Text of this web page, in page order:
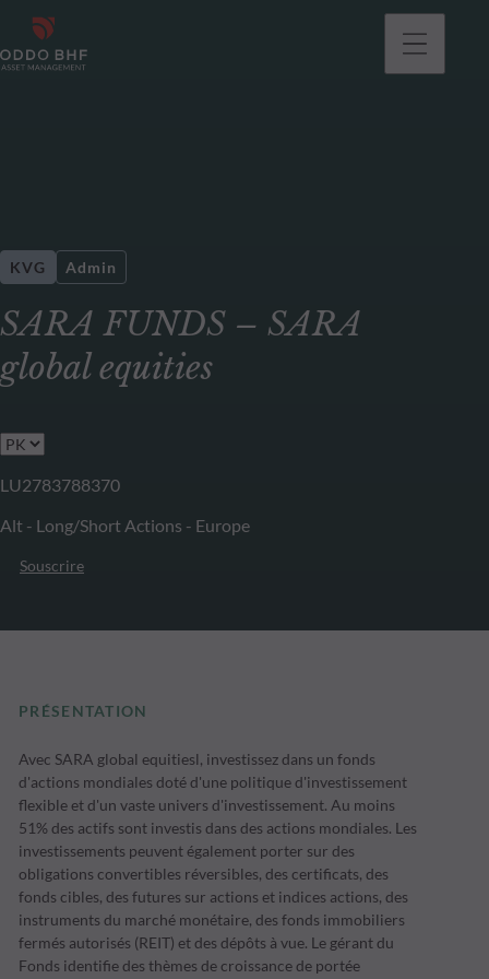
SARA FUNDS – SARA
global equities
KVG Admin
LU2783788370
Alt - Long/Short Actions - Europe
Souscrire
PRÉSENTATION
Avec SARA global equitiesl, investissez dans un fonds
d'actions mondiales doté d'une politique d'investissement
flexible et d'un vaste univers d'investissement. Au moins
51% des actifs sont investis dans des actions mondiales. Les
investissements peuvent également porter sur des
obligations convertibles réversibles, des certificats, des
fonds cibles, des futures sur actions et indices actions, des
instruments du marché monétaire, des fonds immobiliers
fermés autorisés (REIT) et des dépôts à vue. Le gérant du
Fonds identifie des thèmes de croissance de portée